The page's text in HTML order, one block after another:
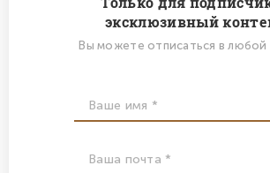
эксклюзивный
Вы можете отписаться в